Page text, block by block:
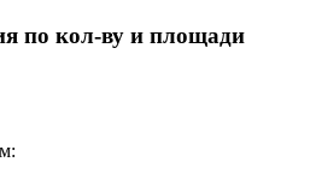
по кол-ву и площади